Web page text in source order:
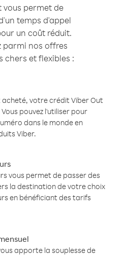
vous permet de
temps d'appel
un coût réduit.
parmi nos offres
chers et flexibles :
votre crédit Viber Out
pouvez l'utiliser pour
dans le monde en
Viber.
vous permet de passer des
la destination de votre choix
en bénéficiant des tarifs
apporte la souplesse de